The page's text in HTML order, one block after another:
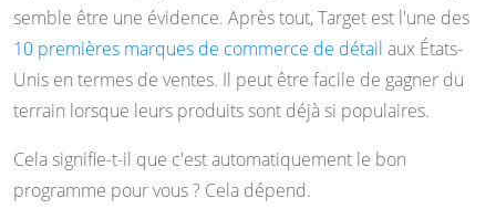
semble être une évidence. Après tout, Target est l'une des
10 premières marques de commerce de détail aux États-
Unis en termes de ventes. Il peut être facile de gagner du
terrain lorsque leurs produits sont déjà si populaires.
Cela signifie-t-il que c'est automatiquement le bon
programme pour vous ? Cela dépend.